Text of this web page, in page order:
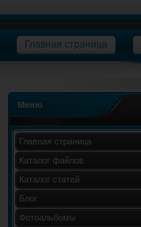
Главная страница
Меню
Главная страница
Каталог файлов
Каталог статей
Блог
Фотоальбомы